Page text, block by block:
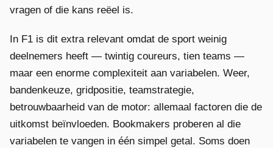
vragen of die kans reëel is.
In F1 is dit extra relevant omdat de sport weinig
deelnemers heeft — twintig coureurs, tien teams —
maar een enorme complexiteit aan variabelen. Weer,
bandenkeuze, gridpositie, teamstrategie,
betrouwbaarheid van de motor: allemaal factoren die de
uitkomst beïnvloeden. Bookmakers proberen al die
variabelen te vangen in één simpel getal. Soms doen